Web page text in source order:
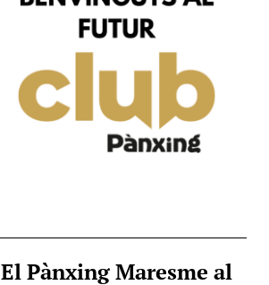
El Pànxing Maresme al